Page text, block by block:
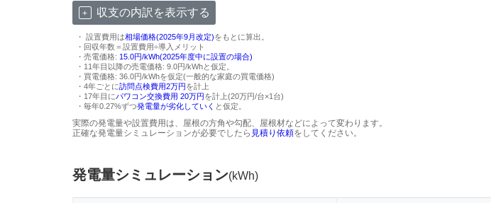
収支の内訳を表示する
・ 設置費用は相場価格(2025年9月改定)をもとに算出。
・回収年数＝設置費用÷導入メリット
・売電価格: 15.0円/kWh(2025年度中に設置の場合)
・11年目以降の売電価格: 9.0円/kWhと仮定。
・買電価格: 36.0円/kWhを仮定(一般的な家庭の買電価格)
・4年ごとに訪問点検費用2万円を計上
・17年目にパワコン交換費用 20万円を計上(20万円/台×1台)
・毎年0.27%ずつ発電量が劣化していく と仮定。
実際の発電量や設置費用は、屋根の方角や勾配、屋根材などによって変わります。
正確な発電量シミュレーションが必要でしたら 見積り依頼をしてください。
発電量シミュレーション(kWh)